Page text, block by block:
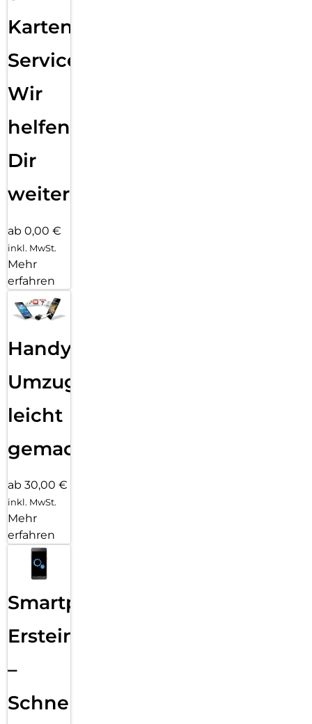
Karten
Service:
Wir
helfen
Dir
weiter
ab 0,00 €
inkl. MwSt.
Mehr
erfahren
Handy
Umzug
leicht
gemacht!
ab 30,00 €
inkl. MwSt.
Mehr
erfahren
Smartphone
Ersteinrichtung
–
Schnelle